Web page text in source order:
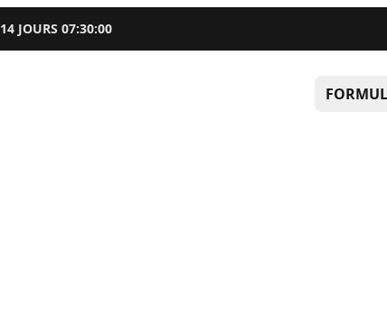
14 JOURS07:29:59